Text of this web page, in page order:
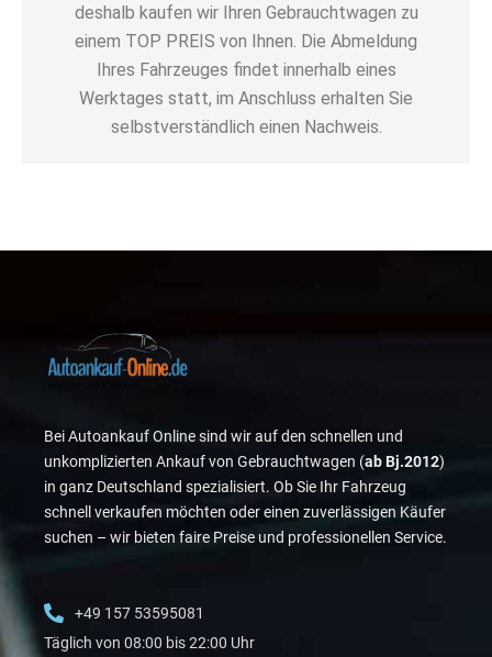
deshalb kaufen wir Ihren Gebrauchtwagen zu
einem TOP PREIS von Ihnen. Die Abmeldung
Ihres Fahrzeuges findet innerhalb eines
Werktages statt, im Anschluss erhalten Sie
selbstverständlich einen Nachweis.
Bei Autoankauf Online sind wir auf den schnellen und
unkomplizierten Ankauf von Gebrauchtwagen (ab Bj.2012)
in ganz Deutschland spezialisiert. Ob Sie Ihr Fahrzeug
schnell verkaufen möchten oder einen zuverlässigen Käufer
suchen – wir bieten faire Preise und professionellen Service.
+49 157 53595081
Täglich von 08:00 bis 22:00 Uhr